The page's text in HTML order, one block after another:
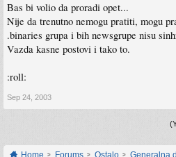
Bas bi volio da proradi opet...
Nije da trenutno nemogu pratiti, mogu
.binaries grupa i bih newsgrupe nisu
Vazda kasne postovi i tako to.
:roll:
Sep 24, 2003